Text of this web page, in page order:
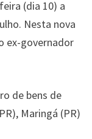
(dia 10) a
Nesta nova
ex-governador
de bens de
Maringá (PR)